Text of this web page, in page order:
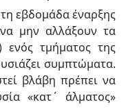
εβδομάδα έναρξης
μην αλλάξουν τα
τμήματος της
συμπτώματα.
βλάβη πρέπει να
«κατ΄ άλματος»